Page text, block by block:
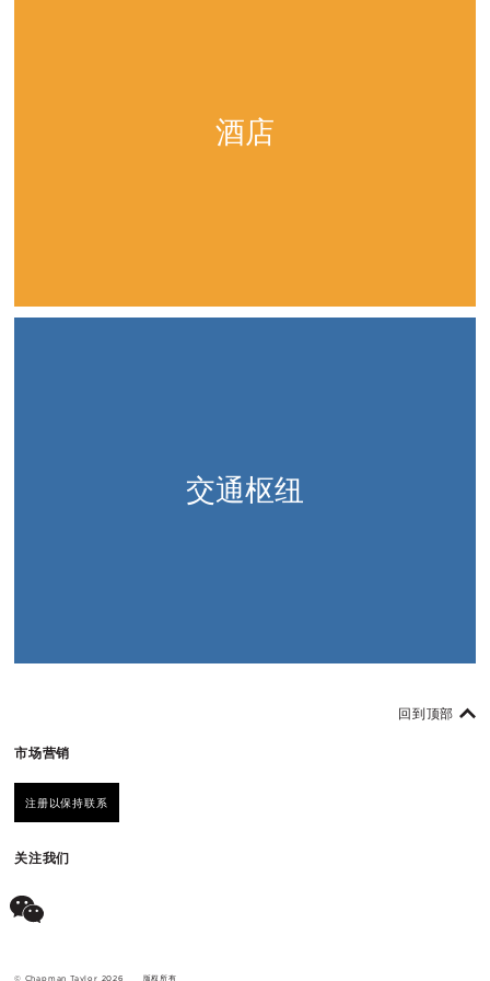
酒店
交通枢纽
市场营销
注册以保持联系
关注我们
回到顶部
© Chapman Taylor 2026 版权所有